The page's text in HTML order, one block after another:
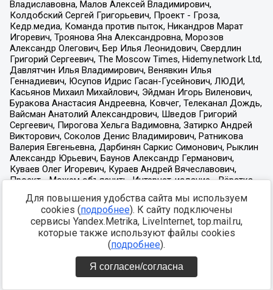
Для повышения удобства сайта мы используем
cookies (подробнее). К сайту подключены
сервисы Yandex.Metrika, LiveInternet, top.mail.ru,
которые также используют файлы cookies
(подробнее).
Я согласен/согласна